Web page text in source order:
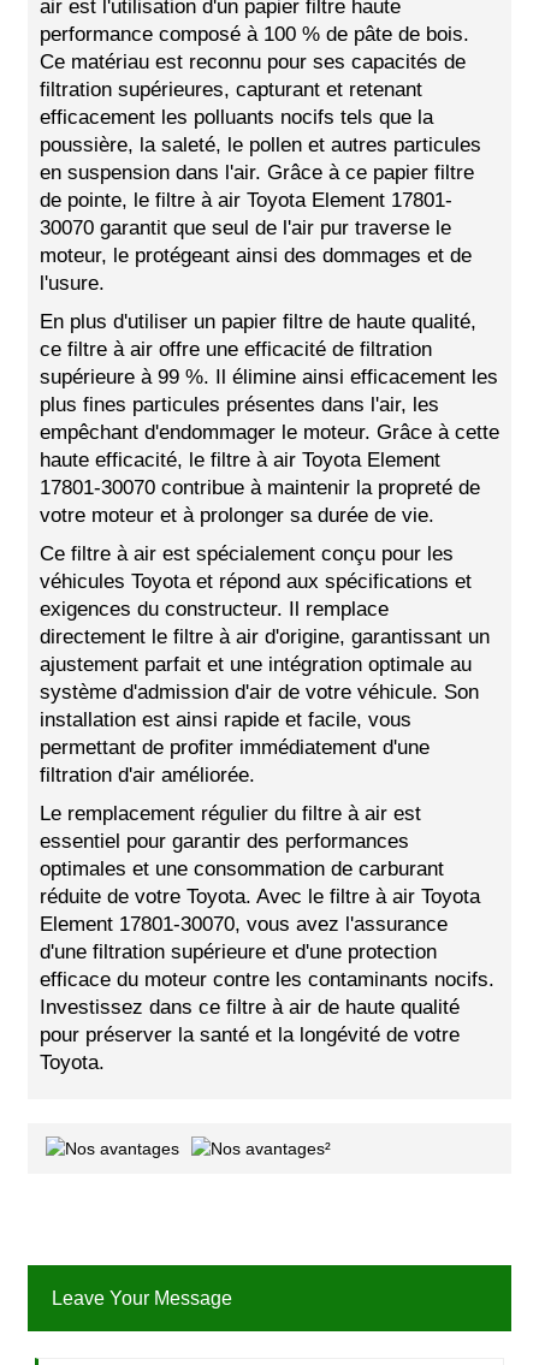
air est l'utilisation d'un papier filtre haute
performance composé à 100 % de pâte de bois.
Ce matériau est reconnu pour ses capacités de
filtration supérieures, capturant et retenant
efficacement les polluants nocifs tels que la
poussière, la saleté, le pollen et autres particules
en suspension dans l'air. Grâce à ce papier filtre
de pointe, le filtre à air Toyota Element 17801-
30070 garantit que seul de l'air pur traverse le
moteur, le protégeant ainsi des dommages et de
l'usure.
En plus d'utiliser un papier filtre de haute qualité,
ce filtre à air offre une efficacité de filtration
supérieure à 99 %. Il élimine ainsi efficacement les
plus fines particules présentes dans l'air, les
empêchant d'endommager le moteur. Grâce à cette
haute efficacité, le filtre à air Toyota Element
17801-30070 contribue à maintenir la propreté de
votre moteur et à prolonger sa durée de vie.
Ce filtre à air est spécialement conçu pour les
véhicules Toyota et répond aux spécifications et
exigences du constructeur. Il remplace
directement le filtre à air d'origine, garantissant un
ajustement parfait et une intégration optimale au
système d'admission d'air de votre véhicule. Son
installation est ainsi rapide et facile, vous
permettant de profiter immédiatement d'une
filtration d'air améliorée.
Le remplacement régulier du filtre à air est
essentiel pour garantir des performances
optimales et une consommation de carburant
réduite de votre Toyota. Avec le filtre à air Toyota
Element 17801-30070, vous avez l'assurance
d'une filtration supérieure et d'une protection
efficace du moteur contre les contaminants nocifs.
Investissez dans ce filtre à air de haute qualité
pour préserver la santé et la longévité de votre
Toyota.
Leave Your Message